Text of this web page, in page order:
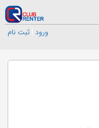
ورود ثبت نام